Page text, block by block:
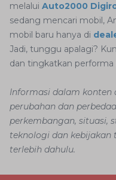
melalui Auto2000
sedang mencari mobil,
mobil baru hanya di
Jadi, tunggu apalagi?
dan tingkatkan performa
Informasi dalam
perubahan dan
perkembangan, situasi,
teknologi dan
terlebih dahulu.